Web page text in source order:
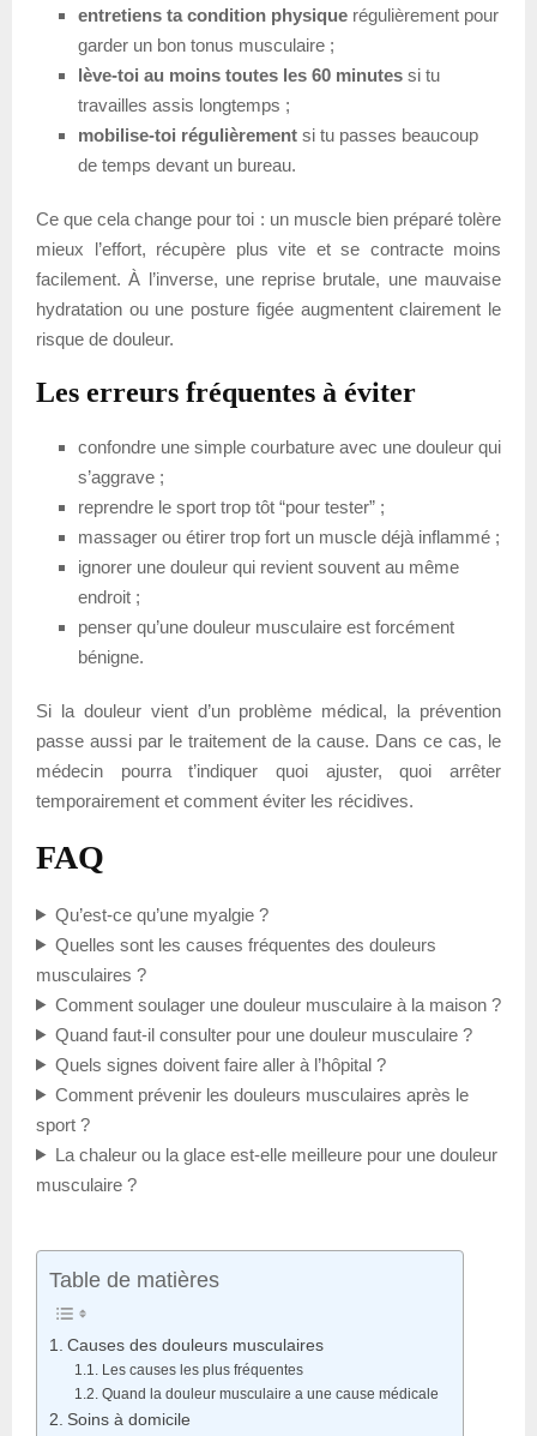
entretiens ta condition physique régulièrement pour
garder un bon tonus musculaire ;
lève-toi au moins toutes les 60 minutes si tu
travailles assis longtemps ;
mobilise-toi régulièrement si tu passes beaucoup
de temps devant un bureau.
Ce que cela change pour toi : un muscle bien préparé tolère
mieux l’effort, récupère plus vite et se contracte moins
facilement. À l’inverse, une reprise brutale, une mauvaise
hydratation ou une posture figée augmentent clairement le
risque de douleur.
Les erreurs fréquentes à éviter
confondre une simple courbature avec une douleur qui
s’aggrave ;
reprendre le sport trop tôt “pour tester” ;
massager ou étirer trop fort un muscle déjà inflammé ;
ignorer une douleur qui revient souvent au même
endroit ;
penser qu’une douleur musculaire est forcément
bénigne.
Si la douleur vient d’un problème médical, la prévention
passe aussi par le traitement de la cause. Dans ce cas, le
médecin pourra t’indiquer quoi ajuster, quoi arrêter
temporairement et comment éviter les récidives.
FAQ
Qu’est-ce qu’une myalgie ?
Quelles sont les causes fréquentes des douleurs
musculaires ?
Comment soulager une douleur musculaire à la maison ?
Quand faut-il consulter pour une douleur musculaire ?
Quels signes doivent faire aller à l’hôpital ?
Comment prévenir les douleurs musculaires après le
sport ?
La chaleur ou la glace est-elle meilleure pour une douleur
musculaire ?
Table de matières
Causes des douleurs musculaires
Les causes les plus fréquentes
Quand la douleur musculaire a une cause médicale
Soins à domicile